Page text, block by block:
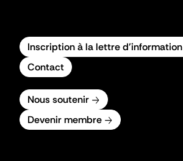
Inscription à la lettre d'information
Contact
Nous soutenir
Devenir membre